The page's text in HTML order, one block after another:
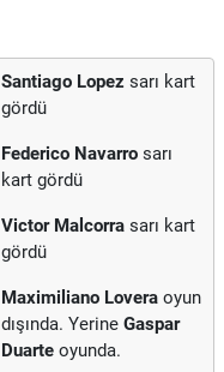
Santiago Lopez sarı kart
gördü
Federico Navarro sarı
kart gördü
Victor Malcorra sarı kart
gördü
Maximiliano Lovera oyun
dışında. Yerine Gaspar
Duarte oyunda.